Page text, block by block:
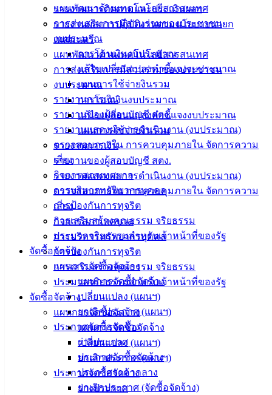
แผนพัฒนาด้านเทคโนโลยีสารสนเทศ
การส่งเสริมการมีส่วนร่วมของประชาชน
งบประมาณ
การโอนเงินงบประมาณ
แก้ไขเปลี่ยนแปลงคำชี้แจงงบประมาณ
แผนการใช้จ่ายงินรวม
รายงานการเงิน
รายงานของผู้สอบบัญชี สตง.
รายงานแสดงผลการดำเนินงาน (งบประมาณ)
ตรวจสอบภายใน การควบคุมภายใน จัดการความ
เสี่ยง
กิจการสภาเทศบาล
การบริหารทรัพยากรบุคคล
การป้องกันการทุจริต
การเสริมสร้างคุณธรรม จริยธรรม
ประมวลจริยธรรมสำหรับเจ้าหน้าที่ของรัฐ
จัดซื้อจัดจ้าง
แผนการจัดซื้อจัดจ้าง
แผนการจัดซื้อจัดจ้าง
เปลี่ยนแปลง (แผนฯ)
ยกเลิกประกาศ (แผนฯ)
ประกาศจัดซื้อจัดจ้าง
ร่างประกาศ
ประกาศจัดซื้อจัดจ้าง
ประกาศราคากลาง
ยกเลิกประกาศ (จัดซื้อจัดจ้าง)
รายงานการติดตามและประเมินผลฯ
รายงานผลการปฏิบัติงานตามนโยบายนายก
เทศมนตรี
แผนพัฒนาด้านเทคโนโลยีสารสนเทศ
การส่งเสริมการมีส่วนร่วมของประชาชน
งบประมาณ
การโอนเงินงบประมาณ
แก้ไขเปลี่ยนแปลงคำชี้แจงงบประมาณ
แผนการใช้จ่ายงินรวม
รายงานการเงิน
รายงานของผู้สอบบัญชี สตง.
รายงานแสดงผลการดำเนินงาน (งบประมาณ)
ตรวจสอบภายใน การควบคุมภายใน จัดการความ
เสี่ยง
กิจการสภาเทศบาล
การบริหารทรัพยากรบุคคล
การป้องกันการทุจริต
การเสริมสร้างคุณธรรม จริยธรรม
ประมวลจริยธรรมสำหรับเจ้าหน้าที่ของรัฐ
จัดซื้อจัดจ้าง
แผนการจัดซื้อจัดจ้าง
แผนการจัดซื้อจัดจ้าง
เปลี่ยนแปลง (แผนฯ)
ยกเลิกประกาศ (แผนฯ)
ประกาศจัดซื้อจัดจ้าง
ร่างประกาศ
เทศบาลเมือง
อ่างศิลา 90/338
ม.3 ต.เสม็ด
อ.เมือง จ.ชลบุรี
038-
142-100-104
บริการ
ประชาชน
ดาวน์โหลด
แบบ
ฟอร์ม,
เอกสาร
คู่มือ
สำหรับ
ประชาชน/
คู่มือการ
ปฏิบัติ
งาน
ศุนย์